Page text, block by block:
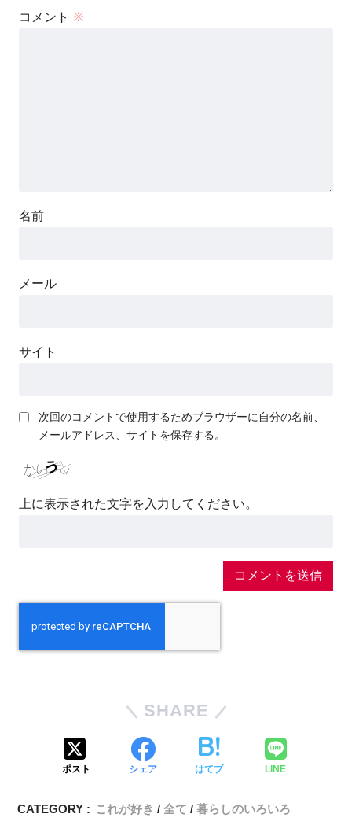
コメント ※
名前
メール
サイト
次回のコメントで使用するためブラウザーに自分の名前、
メールアドレス、サイトを保存する。
上に表示された文字を入力してください。
SHARE
ポスト シェア はてブ LINE
CATEGORY : これが好き 全て
暮らしのいろいろ